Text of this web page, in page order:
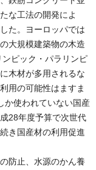
な工法の開発によ
た。ヨーロッパでは
大規模建築物の木造
ピック・パラリンピ
木材が多用されるな
用の可能性はますま
か使われていない国産
28年度予算で次世代
き国産材の利用促進
防止、水源のかん養